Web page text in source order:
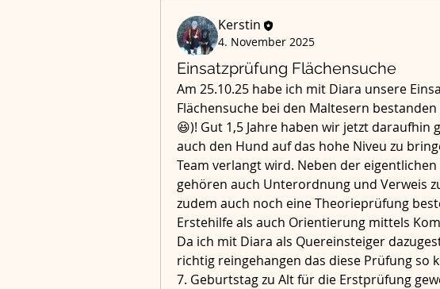
Kerstin
4. November 2025
Einsatzprüfung Flächensuche
Am 25.10.25 habe ich mit Diara unsere
Flächensuche bei den Maltesern
😆)! Gut 1,5 Jahre haben wir jetzt
auch den Hund auf das hohe Niveu zu
Team verlangt wird. Neben der
gehören auch Unterordnung und Verweis
zudem auch noch eine Theorieprüfung
Erstehilfe als auch Orientierung mittels
Da ich mit Diara als Quereinsteiger
richtig reingehangen das diese Prüfung so
7. Geburtstag zu Alt für die Erstprüfung